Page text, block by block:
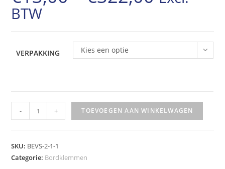
€322,00
BTW
VERPAKKING Kies een optie
Scharnierbeugels
enkel
82
hoeveelheid
- + TOEVOEGEN AAN WINKELWAGEN
SKU: BEVS-2-1-1
Categorie: Bordklemmen